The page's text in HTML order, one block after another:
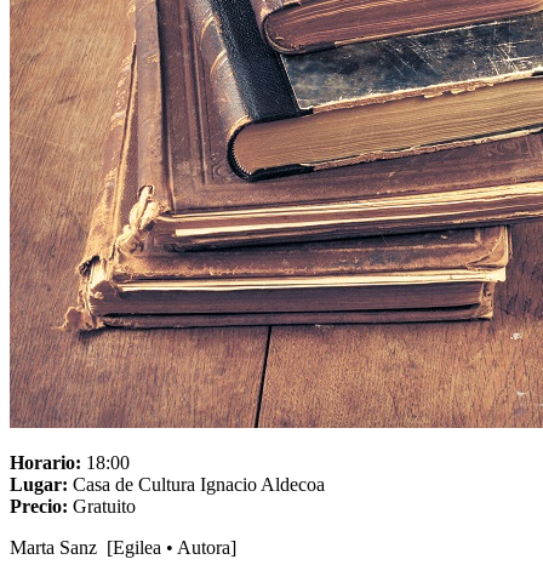
Horario: 18:00
Lugar: Casa de Cultura Ignacio Aldecoa
Precio: Gratuito
Marta Sanz [Egilea • Autora]